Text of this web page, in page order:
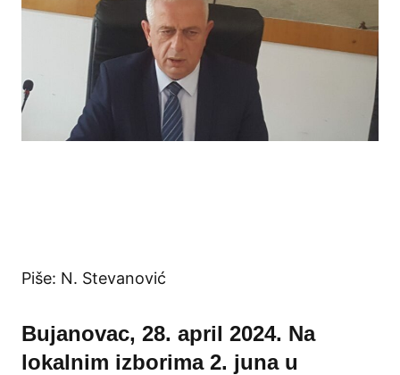
Piše: N. Stevanović
Bujanovac, 28. april 2024. Na
lokalnim izborima 2. juna u